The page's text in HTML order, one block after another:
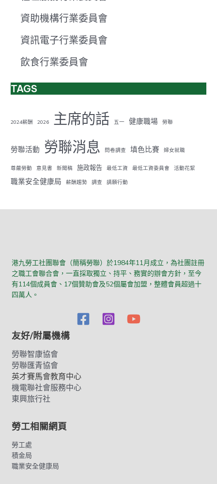
資助機構行業委員會
資訊電子行業委員會
飲食行業委員會
TAGS
2024薪酬 2026 主席的話 五一 健康職場 勞聯
勞聯活動 勞聯消息 問卷調查 填色比賽 婦女就職
尊嚴勞動 意見書 新聞稿 施政報告 最低工資 最低工資委員會 活動花絮
職業安全健康局 薪酬趨勢 調查 請願行動
港九勞工社團聯會（簡稱勞聯）於1984年11月成立，為社團註冊
之職工會聯合會，一直採取獨立、持平、務實的辦會方針，至今
有114個成員會、17個贊助會及52個屬會加盟，整體會員超過十
四萬人。
友好/附屬機構
勞聯智康協會
勞聯匯青協會
英才賽馬會教育中心
機電聯社會服務中心
東興旅行社
勞工相關網頁
勞工處
積金局
職業安全健康局